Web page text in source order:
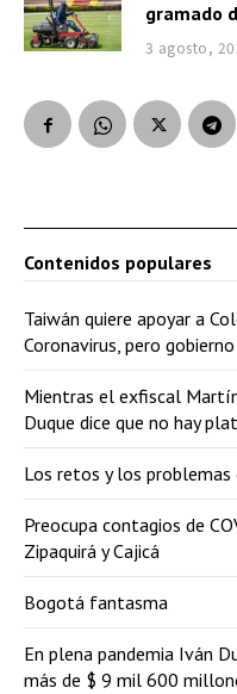
gramado
3 agosto,
Contenidos populares
Taiwán quiere apoyar a
Coronavirus, pero
Mientras el exfiscal
Duque dice que no hay
Los retos y los problemas
Preocupa contagios de
Zipaquirá y Cajicá
Bogotá fantasma
En plena pandemia Iván
más de $ 9 mil 600